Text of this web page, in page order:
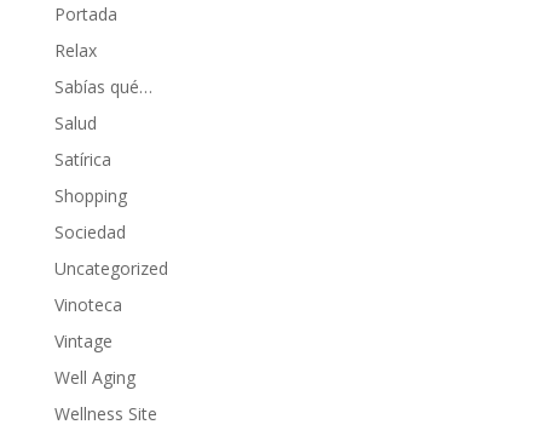
Portada
Relax
Sabías qué…
Salud
Satírica
Shopping
Sociedad
Uncategorized
Vinoteca
Vintage
Well Aging
Wellness Site